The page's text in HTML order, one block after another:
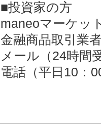
■投資家の方
maneoマーケッ
金融商品取引業
メール（24時間
電話（平日10：